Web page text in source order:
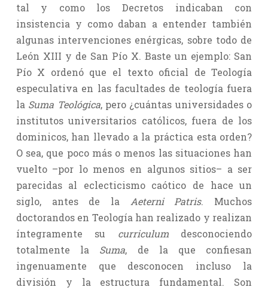
tal y como los Decretos indicaban con
insistencia y como daban a entender también
algunas intervenciones enérgicas, sobre todo de
León XIII y de San Pío X. Baste un ejemplo: San
Pío X ordenó que el texto oficial de Teología
especulativa en las facultades de teología fuera
la Suma Teológica, pero ¿cuántas universidades o
institutos universitarios católicos, fuera de los
dominicos, han llevado a la práctica esta orden?
O sea, que poco más o menos las situaciones han
vuelto –por lo menos en algunos sitios– a ser
parecidas al eclecticismo caótico de hace un
siglo, antes de la Aeterni Patris. Muchos
doctorandos en Teología han realizado y realizan
íntegramente su curriculum desconociendo
totalmente la Suma, de la que confiesan
ingenuamente que desconocen incluso la
división y la estructura fundamental. Son